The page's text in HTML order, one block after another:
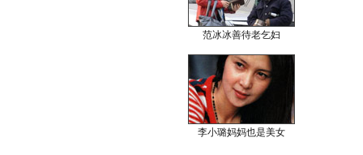
范冰冰善待老乞妇
李小璐妈妈也是美女